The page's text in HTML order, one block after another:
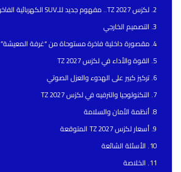
لكزس TZ 2027.. مفهوم جديد للـSUV الكهربائية الفاخرة
التصميم الخارجي
مقصورة داخلية فاخرة مستوحاة من “غرفة المعيشة”
القوة والأداء في لكزس TZ 2027
تركيز كبير على الهدوء والعزل الصوتي
التكنولوجيا والترفيه في لكزس TZ 2027
أنظمة الأمان والسلامة
أسعار لكزس TZ 2027 المتوقعة
الأسئلة الشائعة
الخلاصة